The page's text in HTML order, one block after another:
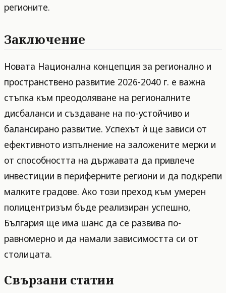
регионите.
Заключение
Новата Национална концепция за регионално и
пространствено развитие 2026-2040 г. е важна
стъпка към преодоляване на регионалните
дисбаланси и създаване на по-устойчиво и
балансирано развитие. Успехът ѝ ще зависи от
ефективното изпълнение на заложените мерки и
от способността на държавата да привлече
инвестиции в периферните региони и да подкрепи
малките градове. Ако този преход към умерен
полицентризъм бъде реализиран успешно,
България ще има шанс да се развива по-
равномерно и да намали зависимостта си от
столицата.
Свързани статии